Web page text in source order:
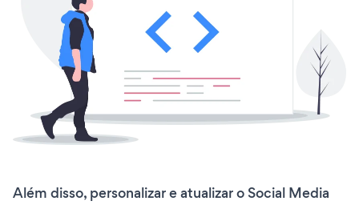
Além disso, personalizar e atualizar o Social Media